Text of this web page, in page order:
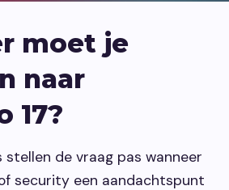
opnemen
moet je
naar
17?
stellen de vraag pas wanneer
security een aandachtspunt